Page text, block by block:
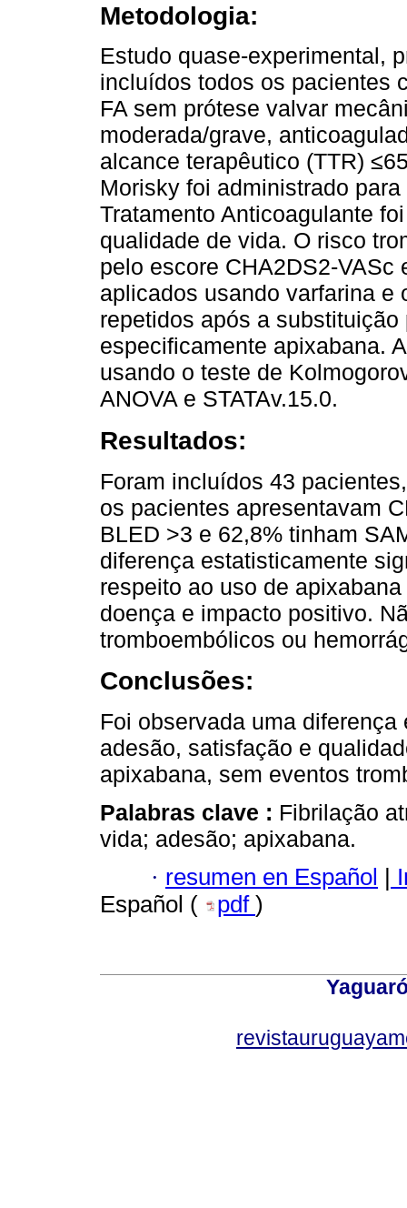
Metodologia:
Estudo quase-experimental,
incluídos todos os pacientes
FA sem prótese valvar
moderada/grave,
alcance terapêutico (TTR)
Morisky foi administrado
Tratamento Anticoagulante
qualidade de vida. O risco
pelo escore CHA2DS2-VASc
aplicados usando varfarina e
repetidos após a
especificamente apixabana.
usando o teste de
ANOVA e STATAv.15.0.
Resultados:
Foram incluídos 43
os pacientes apresentavam
BLED >3 e 62,8% tinham
diferença estatisticamente
respeito ao uso de
doença e impacto positivo.
tromboembólicos ou
Conclusões:
Foi observada uma
adesão, satisfação e
apixabana, sem eventos
Palabras clave : Fibrilação
vida; adesão; apixabana.
· resumen en Español
Español (
pdf )